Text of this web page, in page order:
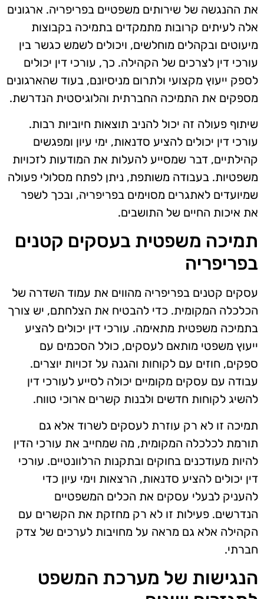
את ההנגשה של שירותים משפטיים בפריפריה. ארגונים
אלה לעיתים קרובות מתמקדים בתמיכה בקבוצות
מיעוטים ובקהלים מוחלשים, ויכולים לשמש כגשר בין
עורכי דין לצרכים של הקהילה. כך, עורכי דין יכולים
לספק ייעוץ מקצועי ולתרום מניסיונם, בעוד שהארגונים
מספקים את התמיכה החברתית והלוגיסטית הנדרשת.
שיתוף פעולה זה יכול להניב תוצאות חיוביות רבות.
עורכי דין יכולים להציע סדנאות, ימי עיון ומפגשים
קהילתיים, דבר שמסייע להעלות את המודעות לזכויות
משפטיות. בעבודה משותפת, ניתן לפתח מסלולי פעולה
שמיועדים לאתגרים מסוימים בפריפריה, ובכך לשפר
את איכות החיים של התושבים.
תמיכה משפטית בעסקים קטנים
בפריפריה
עסקים קטנים בפריפריה מהווים את עמוד השדרה של
הכלכלה המקומית. כדי להבטיח את הצלחתם, יש צורך
בתמיכה משפטית מתאימה. עורכי דין יכולים להציע
ייעוץ משפטי מותאם לעסקים, כולל הסכמים עם
ספקים, חוזים עם לקוחות והגנה על זכויות יוצרים.
עבודה עם עסקים מקומיים יכולה לסייע לעורכי דין
להשיג לקוחות חדשים ולבנות קשרים ארוכי טווח.
תמיכה זו לא רק עוזרת לעסקים לשרוד אלא גם
תורמת לכלכלה המקומית, מה שמחייב את עורכי הדין
להיות מעודכנים בחוקים ובתקנות הרלוונטיים. עורכי
דין יכולים להציע סדנאות, הרצאות וימי עיון כדי
להעניק לבעלי עסקים את הכלים המשפטיים
הנדרשים. פעילות זו לא רק מחזקת את הקשרים עם
הקהילה אלא גם מראה על מחויבות לערכים של צדק
חברתי.
הנגישות של מערכת המשפט